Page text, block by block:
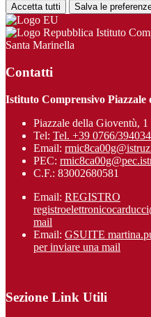
Accetta tutti Salva le
Istituto
Santa Marinella
Contatti
Istituto Comprensivo
Piazzale della Gioventù,
Tel: Tel. +39 0766/394034
Email:
PEC:
C.F.: 83002680581
Email: REGISTRO
mail
Email: GSUITE
per inviare una mail
Sezione Link Utili